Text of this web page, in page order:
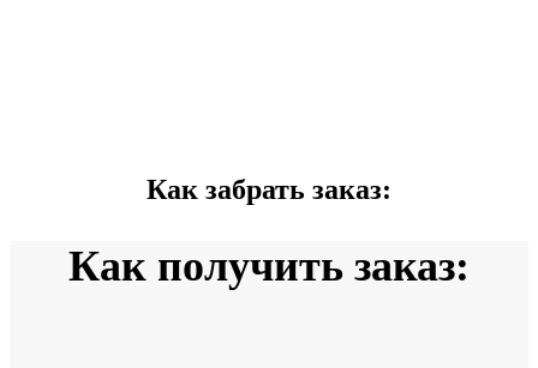
Как забрать заказ:
Как получить заказ: